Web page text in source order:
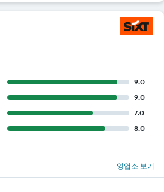
9.0
9.0
7.0
8.0
영업소 보기